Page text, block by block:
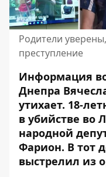
Родители
преступление
Информация
Днепра
утихает. 18-
в убийстве во
народной
Фарион. В тот
выстрелил из